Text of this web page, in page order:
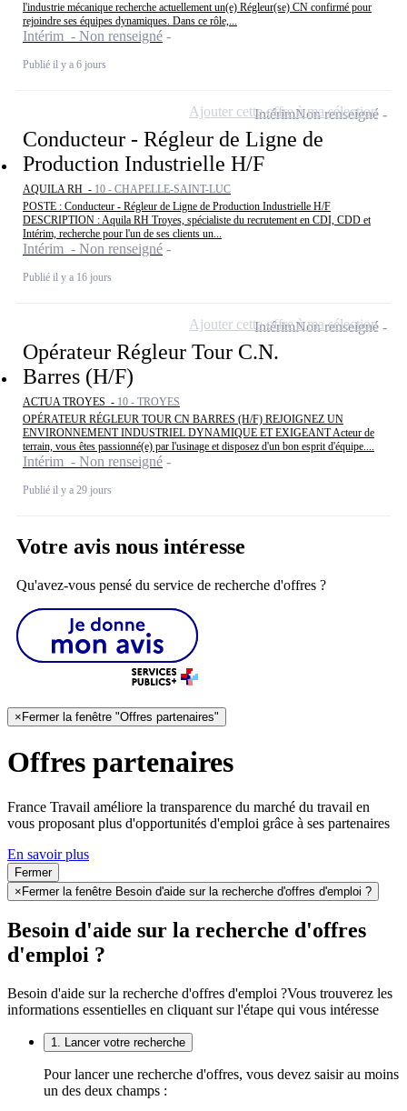
l'industrie mécanique recherche actuellement un(e) Régleur(se) CN confirmé pour
rejoindre ses équipes dynamiques. Dans ce rôle,...
Intérim - Non renseigné
Publié il y a 6 jours
Conducteur - Régleur de Ligne de
Production Industrielle H/F
AQUILA RH - 10 - CHAPELLE-SAINT-LUC
POSTE : Conducteur - Régleur de Ligne de Production Industrielle H/F
DESCRIPTION : Aquila RH Troyes, spécialiste du recrutement en CDI, CDD et
Intérim, recherche pour l'un de ses clients un...
Intérim - Non renseigné
Publié il y a 16 jours
IntérimNon renseigné
Ajouter cette offre à ma sélection
Opérateur Régleur Tour C.N.
Barres (H/F)
ACTUA TROYES - 10 - TROYES
OPÉRATEUR RÉGLEUR TOUR CN BARRES (H/F) REJOIGNEZ UN
ENVIRONNEMENT INDUSTRIEL DYNAMIQUE ET EXIGEANT Acteur de
terrain, vous êtes passionné(e) par l'usinage et disposez d'un bon esprit d'équipe....
Intérim - Non renseigné
Publié il y a 29 jours
IntérimNon renseigné
Ajouter cette offre à ma sélection
Votre avis nous intéresse
Qu'avez-vous pensé du service de recherche d'offres ?
×Fermer la fenêtre "Offres partenaires"
Offres partenaires
France Travail améliore la transparence du marché du travail en
vous proposant plus d'opportunités d'emploi grâce à ses partenaires
En savoir plus
Fermer
×Fermer la fenêtre Besoin d'aide sur la recherche d'offres d'emploi ?
Besoin d'aide sur la recherche d'offres
d'emploi ?
Besoin d'aide sur la recherche d'offres d'emploi ?Vous trouverez les
informations essentielles en cliquant sur l'étape qui vous intéresse
1. Lancer votre recherche
Pour lancer une recherche d'offres, vous devez saisir au moins
un des deux champs :